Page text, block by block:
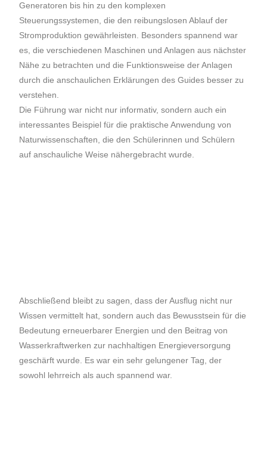
Generatoren bis hin zu den komplexen
Steuerungssystemen, die den reibungslosen Ablauf der
Stromproduktion gewährleisten. Besonders spannend war
es, die verschiedenen Maschinen und Anlagen aus nächster
Nähe zu betrachten und die Funktionsweise der Anlagen
durch die anschaulichen Erklärungen des Guides besser zu
verstehen.
Die Führung war nicht nur informativ, sondern auch ein
interessantes Beispiel für die praktische Anwendung von
Naturwissenschaften, die den Schülerinnen und Schülern
auf anschauliche Weise nähergebracht wurde.
Abschließend bleibt zu sagen, dass der Ausflug nicht nur
Wissen vermittelt hat, sondern auch das Bewusstsein für die
Bedeutung erneuerbarer Energien und den Beitrag von
Wasserkraftwerken zur nachhaltigen Energieversorgung
geschärft wurde. Es war ein sehr gelungener Tag, der
sowohl lehrreich als auch spannend war.